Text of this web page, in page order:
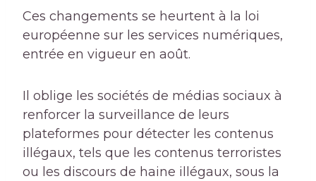
Ces changements se heurtent à la loi
européenne sur les services numériques,
entrée en vigueur en août.
Il oblige les sociétés de médias sociaux à
renforcer la surveillance de leurs
plateformes pour détecter les contenus
illégaux, tels que les contenus terroristes
ou les discours de haine illégaux, sous la